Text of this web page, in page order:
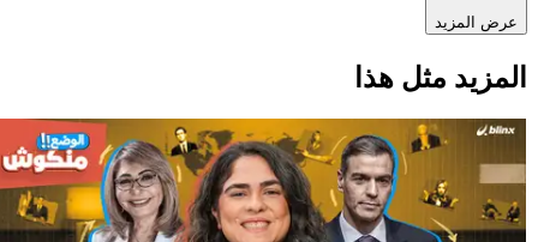
عرض المزيد
المزيد مثل هذا